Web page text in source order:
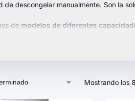
de descongelar manualmente. Son la
de modelos de diferentes
específicos para frutas y verduras.
Mostrando los